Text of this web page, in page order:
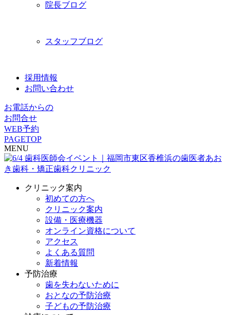
院長ブログ
スタッフブログ
採用情報
お問い合わせ
お電話からの
お問合せ
WEB予約
PAGETOP
MENU
クリニック案内
初めての方へ
クリニック案内
設備・医療機器
オンライン資格について
アクセス
よくある質問
新着情報
予防治療
歯を失わないために
おとなの予防治療
子どもの予防治療